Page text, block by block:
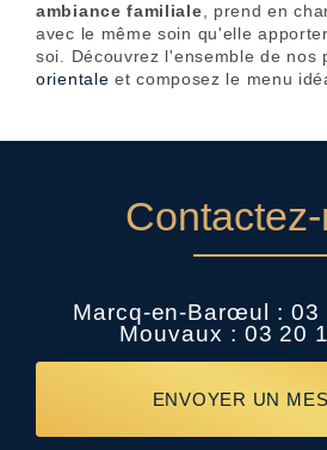
ambiance familiale , prend en
avec le même soin qu'elle
soi. Découvrez l'ensemble de
orientale et composez le menu
Marcq-en-Barœul : 03
Mouvaux : 03 20
ENVOYER UN